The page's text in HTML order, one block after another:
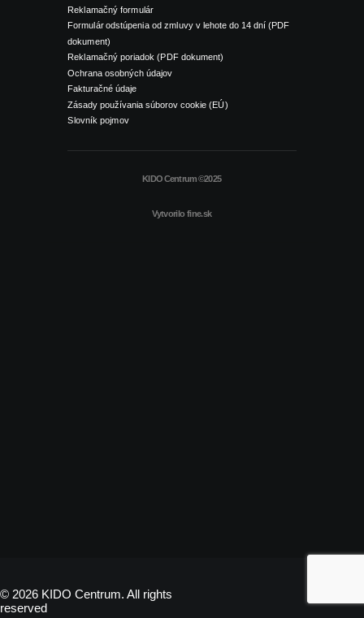
Reklamačný formulár
Formulár odstúpenia od zmluvy v lehote do 14 dní (PDF
dokument)
Reklamačný poriadok (PDF dokument)
Ochrana osobných údajov
Fakturačné údaje
Zásady používania súborov cookie (EÚ)
Slovník pojmov
KIDO Centrum ©2025
Vytvorilo fine.sk
© 2026 KIDO Centrum. All rights
reserved